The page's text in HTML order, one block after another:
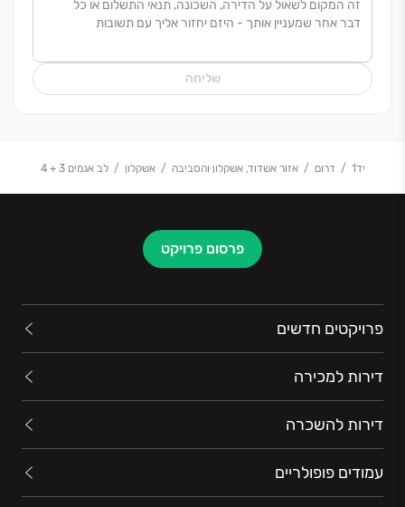
שליחה
יד1 דרום אזור אשדוד, אשקלון והסביבה אשקלון לב אגמים 3 + 4
פרסום פרויקט
פרויקטים חדשים
דירות למכירה
דירות להשכרה
עמודים פופולריים